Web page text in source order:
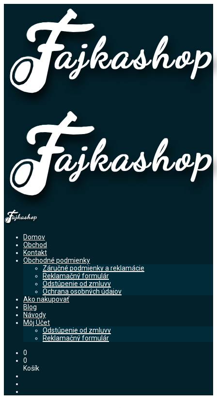
Domov
Obchod
Kontakt
Obchodné podmienky
Záručné podmienky a reklamácie
Reklamačný formulár
Odstúpenie od zmluvy
Ochrana osobných údajov
Ako nakupovať
Blog
Návody
Môj Účet
Odstúpenie od zmluvy
Reklamačný formulár
0
0
Košík